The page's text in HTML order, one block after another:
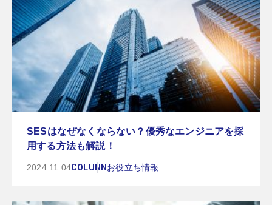
SESはなぜなくならない？優秀なエンジニアを採
用する方法も解説！
2024.11.04COLUNN お役立ち情報